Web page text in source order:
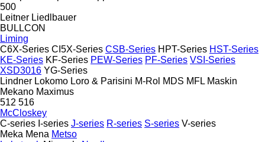
500
Leitner Liedlbauer
BULLCON
Liming
C6X-Series CI5X-Series CSB-Series HPT-Series HST-Series
KE-Series KF-Series PEW-Series PF-Series VSI-Series
XSD3016 YG-Series
Lindner Lokomo Loro & Parisini M-Rol MDS MFL Maskin
Mekano Maximus
512 516
McCloskey
C-series I-series J-series R-series S-series V-series
Meka Mena Metso